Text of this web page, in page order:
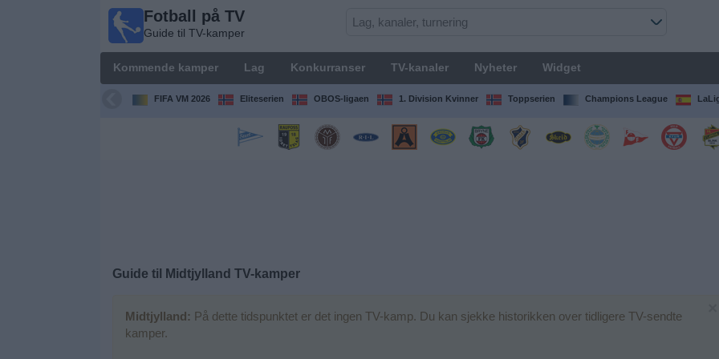
Fotball på TV
Guide til TV-kamper
Kommende kamper Lag Konkurranser TV-kanaler Nyheter Widget
FIFA VM 2026 Eliteserien OBOS-ligaen 1. Division Kvinner Toppserien Champions League
Guide til Midtjylland TV-kamper
Midtjylland: På dette tidspunktet er det ingen TV-kamp. Du kan sjekke historikken over tidligere TV-sendte
kamper.